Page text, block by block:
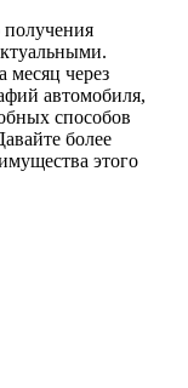
получения
через
автомобиля,
способов
более
этого